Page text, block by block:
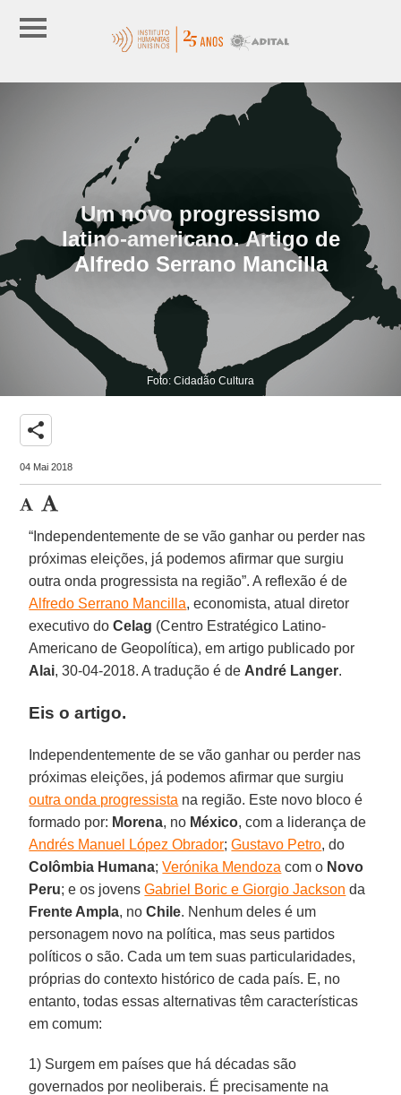
Um novo progressismo
latino-americano. Artigo de
Alfredo Serrano Mancilla
Foto: Cidadão Cultura
share
04 Mai 2018
“Independentemente de se vão ganhar ou perder nas
próximas eleições, já podemos afirmar que surgiu
outra onda progressista na região”. A reflexão é de
Alfredo Serrano Mancilla, economista, atual diretor
executivo doCelag (Centro Estratégico Latino-
Americano de Geopolítica), em artigo publicado por
Alai, 30-04-2018. A tradução é de André Langer.
Eis o artigo.
Independentemente de se vão ganhar ou perder nas
próximas eleições, já podemos afirmar que surgiu
outra onda progressista na região. Este novo bloco é
formado por: Morena, no México, com a liderança de
Andrés Manuel López Obrador;Gustavo Petro, do
Colômbia Humana;Verónika Mendoza com o Novo
Peru; e os jovensGabriel Boric e Giorgio Jackson da
Frente Ampla, noChile. Nenhum deles é um
personagem novo na política, mas seus partidos
políticos o são. Cada um tem suas particularidades,
próprias do contexto histórico de cada país. E, no
entanto, todas essas alternativas têm características
em comum:
1) Surgem em países que há décadas são
governados por neoliberais. É precisamente na